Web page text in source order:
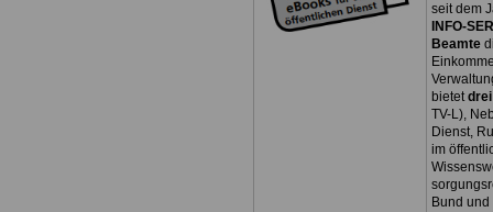
seit dem
INFO-
Beamte
bietet
TV-L),
Dienst,
im
Bund